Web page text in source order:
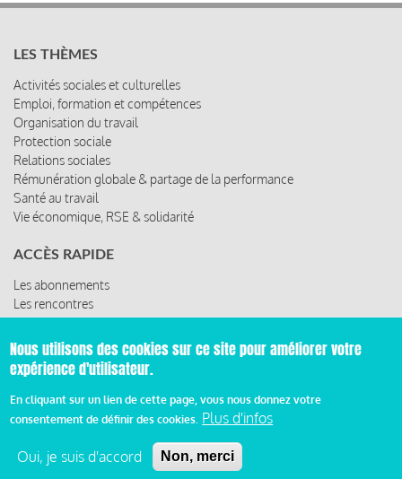
Organisation du travail
Relations sociales
Rémunération globale & partage de la performance
Santé au travail
Vie économique, RSE & solidarité
ACCÈS RAPIDE
Les abonnements
Les ressources
Pied
de
page
Mentions légales et condition générale d’utilisation et
Nous utilisons des cookies sur ce site pour améliorer votre
expérience d'utilisateur.
En cliquant sur un lien de cette page, vous nous donnez votre
consentement de définir des cookies. Plus d'infos
Oui, je suis d'accord Non, merci